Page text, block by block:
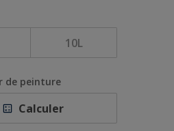
10L
de peinture
Calculer